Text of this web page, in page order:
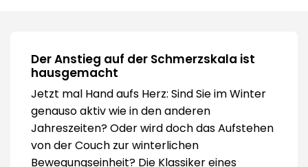
Der Anstieg auf der Schmerzskala ist
hausgemacht
Jetzt mal Hand aufs Herz: Sind Sie im Winter
genauso aktiv wie in den anderen
Jahreszeiten? Oder wird doch das Aufstehen
von der Couch zur winterlichen
Bewegungseinheit? Die Klassiker eines